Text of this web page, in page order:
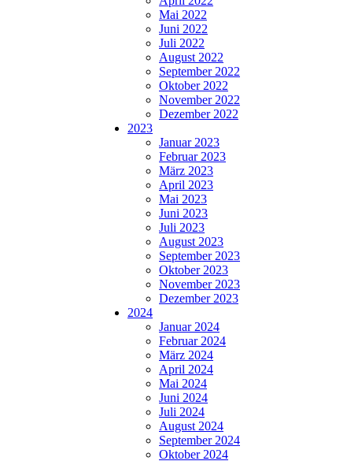
Mai 2022
Juni 2022
Juli 2022
August 2022
September 2022
Oktober 2022
November 2022
Dezember 2022
2023
Januar 2023
Februar 2023
März 2023
April 2023
Mai 2023
Juni 2023
Juli 2023
August 2023
September 2023
Oktober 2023
November 2023
Dezember 2023
2024
Januar 2024
Februar 2024
März 2024
April 2024
Mai 2024
Juni 2024
Juli 2024
August 2024
September 2024
Oktober 2024